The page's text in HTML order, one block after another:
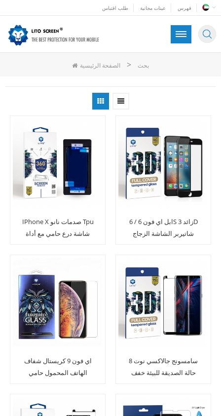
طلب اقتباس عينات مجانية فهرس
الصفحة الرئيسية > بحث
IPhone X صدمات نانو Tpu
شاشة درع حامي مع أداة
ابل اي فون 6 / 6S زائد 3D
شاتيربر الشاشة الزجاج
اي فون 9 كريستال شفاف
الهاتف المحمول حامي
سامسونج جالاكسي نوت 8
حالة الصديقة للبيئة خفف